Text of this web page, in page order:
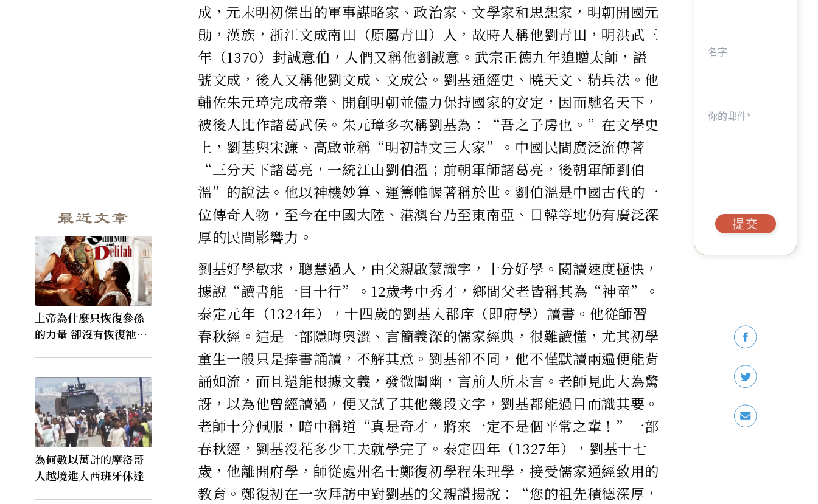
最近文章
上帝為什麼只恢復參孫
的力量 卻沒有恢復祂的
為何數以萬計的摩洛哥
人越境進入西班牙休達
成，元末明初傑出的軍事謀略家、政治家、文學家和思想家，明朝開國元
勛，漢族，浙江文成南田（原屬青田）人，故時人稱他劉青田，明洪武三
年（1370）封誠意伯，人們又稱他劉誠意。武宗正德九年追贈太師，謚
號文成，後人又稱他劉文成、文成公。劉基通經史、曉天文、精兵法。他
輔佐朱元璋完成帝業、開創明朝並儘力保持國家的安定，因而馳名天下，
被後人比作諸葛武侯。朱元璋多次稱劉基為：“吾之子房也。”在文學史
上，劉基與宋濂、高啟並稱“明初詩文三大家”。中國民間廣泛流傳著
“三分天下諸葛亮，一統江山劉伯溫；前朝軍師諸葛亮，後朝軍師劉伯
溫”的說法。他以神機妙算、運籌帷幄著稱於世。劉伯溫是中國古代的一
位傳奇人物，至今在中國大陸、港澳台乃至東南亞、日韓等地仍有廣泛深
厚的民間影響力。
劉基好學敏求，聰慧過人，由父親啟蒙識字，十分好學。閱讀速度極快，
據說“讀書能一目十行”。12歲考中秀才，鄉間父老皆稱其為“神童”。
泰定元年（1324年），十四歲的劉基入郡庠（即府學）讀書。他從師習
春秋經。這是一部隱晦奧澀、言簡義深的儒家經典，很難讀懂，尤其初學
童生一般只是捧書誦讀，不解其意。劉基卻不同，他不僅默讀兩遍便能背
誦如流，而且還能根據文義，發微闡幽，言前人所未言。老師見此大為驚
訝，以為他曾經讀過，便又試了其他幾段文字，劉基都能過目而識其要。
老師十分佩服，暗中稱道“真是奇才，將來一定不是個平常之輩！”一部
春秋經，劉基沒花多少工夫就學完了。泰定四年（1327年），劉基十七
歲，他離開府學，師從處州名士鄭復初學程朱理學，接受儒家通經致用的
教育。鄭復初在一次拜訪中對劉基的父親讚揚說：“您的祖先積德深厚，
提交